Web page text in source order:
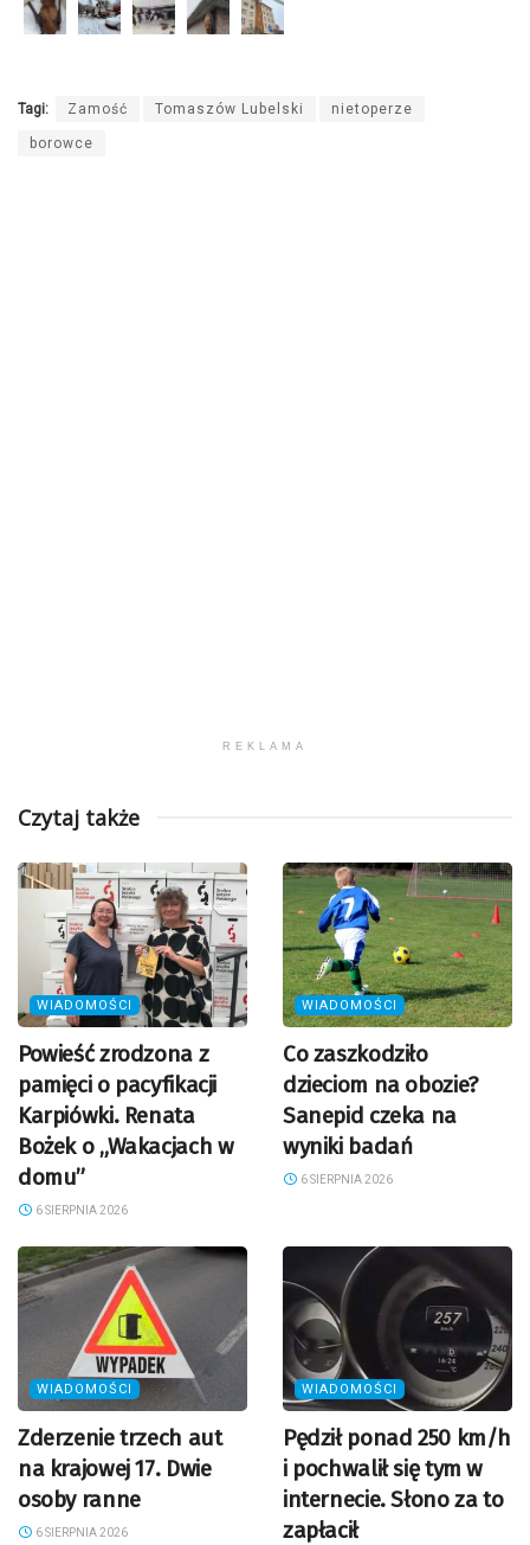
Tagi: Zamość Tomaszów Lubelski nietoperze
borowce
REKLAMA
Czytaj także
WIADOMOŚCI
Powieść zrodzona z
pamięci o pacyfikacji
Karpiówki. Renata
Bożek o „Wakacjach w
domu”
6 SIERPNIA 2026
WIADOMOŚCI
Co zaszkodziło
dzieciom na obozie?
Sanepid czeka na
wyniki badań
6 SIERPNIA 2026
WIADOMOŚCI
Zderzenie trzech aut
na krajowej 17. Dwie
osoby ranne
6 SIERPNIA 2026
WIADOMOŚCI
Pędził ponad 250 km/h
i pochwalił się tym w
internecie. Słono za to
zapłacił